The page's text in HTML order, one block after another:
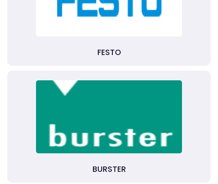
FESTO
BURSTER